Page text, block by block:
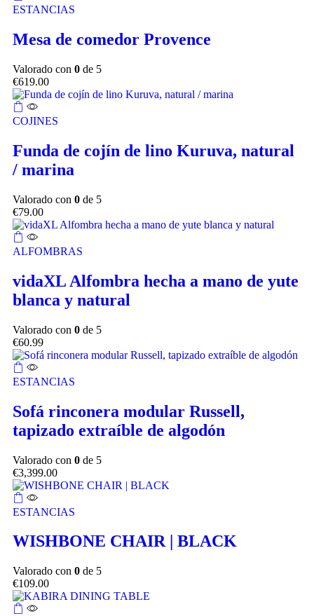
ESTANCIAS
Mesa de comedor Provence
Valorado con 0 de 5
€619.00
COJINES
Funda de cojín de lino Kuruva, natural
/ marina
Valorado con 0 de 5
€79.00
ALFOMBRAS
vidaXL Alfombra hecha a mano de yute
blanca y natural
Valorado con 0 de 5
€60.99
ESTANCIAS
Sofá rinconera modular Russell,
tapizado extraíble de algodón
Valorado con 0 de 5
€3,399.00
ESTANCIAS
WISHBONE CHAIR | BLACK
Valorado con 0 de 5
€109.00